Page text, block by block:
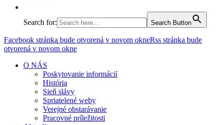
Search for: Search Button
Facebook stránka bude otvorená v novom okneRss stránka bude
otvorená v novom okne
O NÁS
Poskytovanie informácií
História
Sieň slávy
Spriatelené weby
Verejné obstarávanie
Pracovné príležitosti